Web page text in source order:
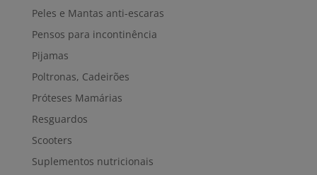
Peles e Mantas anti-escaras
Pensos para incontinência
Pijamas
Poltronas, Cadeirões
Próteses Mamárias
Resguardos
Scooters
Suplementos nutricionais